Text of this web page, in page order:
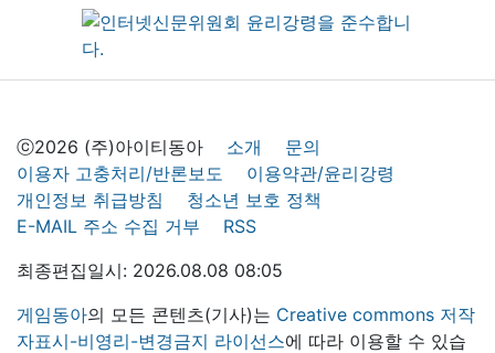
ⓒ2026 (주)아이티동아 소개
문의
이용자 고충처리/반론보도
이용약관/윤리강령
개인정보 취급방침
청소년 보호 정책
E-MAIL 주소 수집 거부
RSS
최종편집일시: 2026.08.08 08:05
게임동아의 모든 콘텐츠(기사)는 Creative commons 저작
자표시-비영리-변경금지 라이선스에 따라 이용할 수 있습